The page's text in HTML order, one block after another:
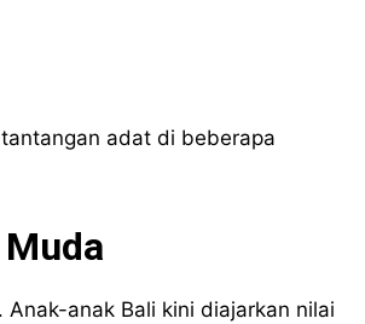
adat di beberapa
anak Bali kini diajarkan nilai